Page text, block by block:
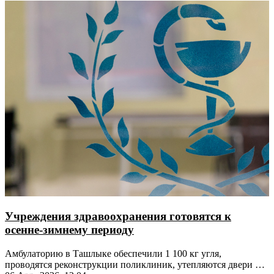
Учреждения здравоохранения готовятся к
осенне-зимнему периоду
Амбулаторию в Ташлыке обеспечили 1 100 кг угля,
проводятся реконструкции поликлиник, утепляются двери и